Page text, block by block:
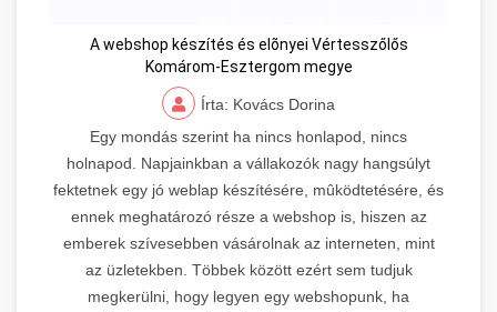
A webshop készítés és elõnyei Vértesszőlős
Komárom-Esztergom megye
Írta: Kovács Dorina
Egy mondás szerint ha nincs honlapod, nincs
holnapod. Napjainkban a vállakozók nagy hangsúlyt
fektetnek egy jó weblap készítésére, mûködtetésére, és
ennek meghatározó része a webshop is, hiszen az
emberek szívesebben vásárolnak az interneten, mint
az üzletekben. Többek között ezért sem tudjuk
megkerülni, hogy legyen egy webshopunk, ha